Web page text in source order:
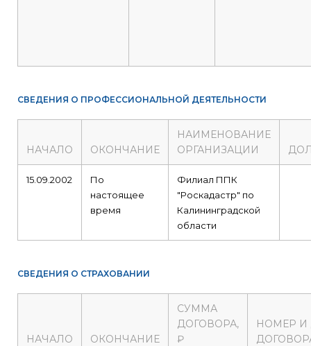
СВЕДЕНИЯ О ПРОФЕССИОНАЛЬНОЙ ДЕЯТЕЛЬНОСТИ
НАЧАЛО ОКОНЧАНИЕ
НАИМЕНОВАНИЕ
ОРГАНИЗАЦИИ
15.09.2002
По
настоящее
время
Филиал ППК
"Роскадастр" по
Калининградской
области
СВЕДЕНИЯ О СТРАХОВАНИИ
НАЧАЛО ОКОНЧАНИЕ
СУММА
ДОГОВОРА,
₽
НОМЕР И